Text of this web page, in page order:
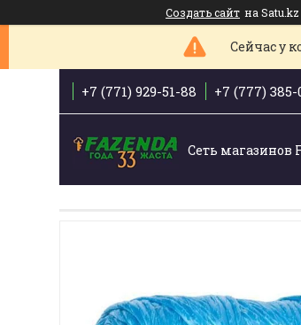
Создать сайт на Satu.kz
Сейчас у
+7 (771) 929-51-88 +7 (777)
Сеть магазинов